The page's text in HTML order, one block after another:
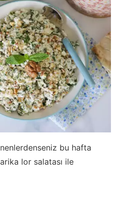
bu hafta
lor salatası ile